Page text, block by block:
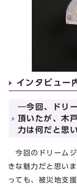
インタビュー
―今回、ドリ
頂いたが、木
力は何だと思
今回のドリームジ
きな魅力だと思い
っても、被災地支